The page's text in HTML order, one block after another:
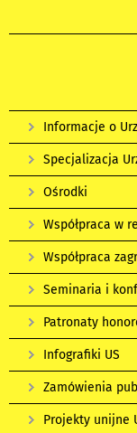
Informacje o
Specjalizacja
Ośrodki
Współpraca w
Współpraca
Seminaria i
Patronaty
Infografiki US
Zamówienia
Projekty unijne